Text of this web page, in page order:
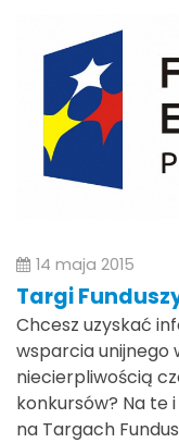
14 maja 2015
Targi
Chcesz uzyskać
wsparcia unijnego
niecierpliwością
konkursów? Na te
na Targach